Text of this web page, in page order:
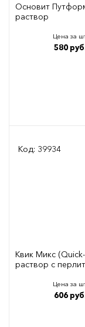
Основит
раствор
Цена за
580
Код: 39934
Квик Микс
раствор с
Цена за
606